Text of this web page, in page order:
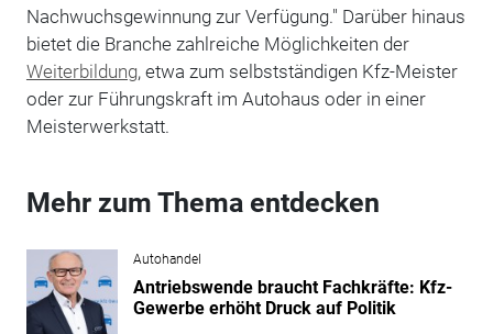
Nachwuchsgewinnung zur Verfügung." Darüber hinaus
bietet die Branche zahlreiche Möglichkeiten der
Weiterbildung, etwa zum selbstständigen Kfz-Meister
oder zur Führungskraft im Autohaus oder in einer
Meisterwerkstatt.
Mehr zum Thema entdecken
Autohandel
Antriebswende braucht Fachkräfte: Kfz-
Gewerbe erhöht Druck auf Politik